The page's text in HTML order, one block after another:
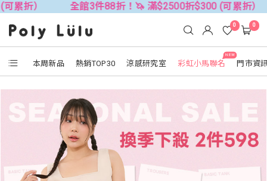
累折） 全館3件88折！🦄 滿$2500折$300 (可累折）
本周新品 熱銷TOP30 涼感研究室
NEW
彩虹小馬聯名 門市資
0 0